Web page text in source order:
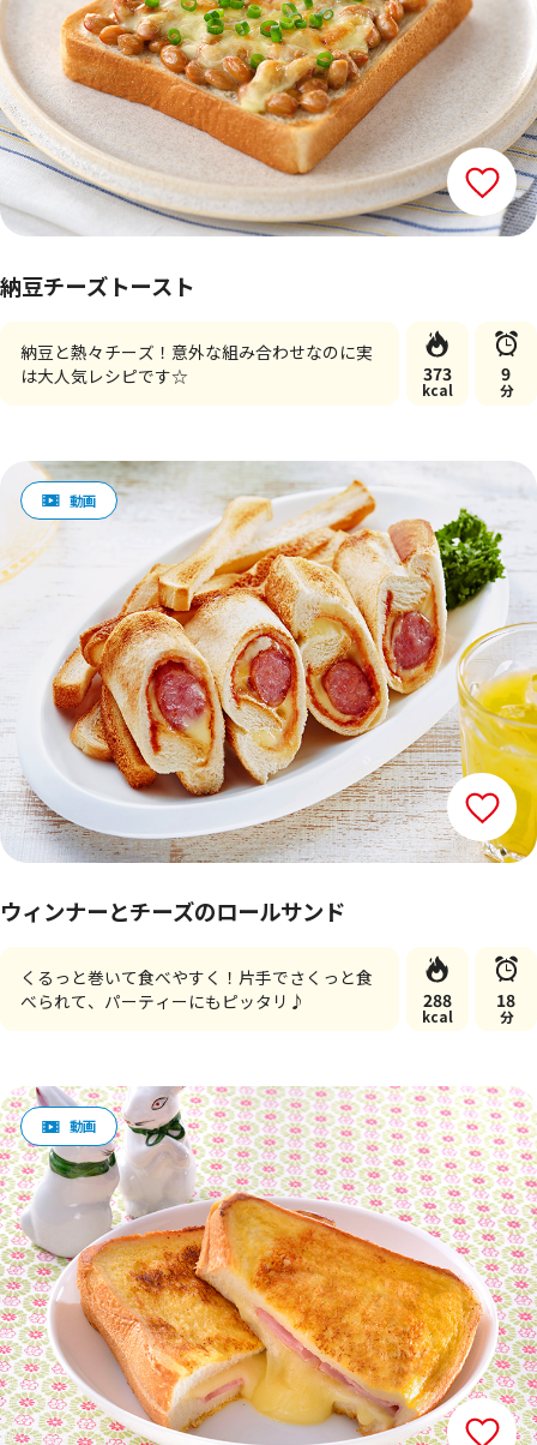
納豆チーズトースト
納豆と熱々チーズ！意外な組み合わせなのに実
は大人気レシピです☆
373
kcal
9
分
ウィンナーとチーズのロールサンド
くるっと巻いて食べやすく！片手でさくっと食
べられて、パーティーにもピッタリ♪
288
kcal
18
分